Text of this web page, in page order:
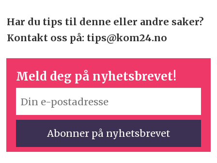
Har du tips til denne eller andre saker?
Kontakt oss på: tips@kom24.no
Meld deg på nyhetsbrevet!